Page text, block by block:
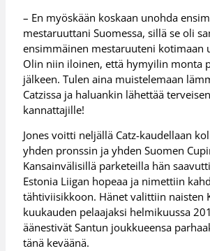
– En myöskään koskaan unohda
mestaruuttani Suomessa, sillä se oli
ensimmäinen mestaruuteni kotimaan
Olin niin iloinen, että hymyilin monta
jälkeen. Tulen aina muistelemaan
Catzissa ja haluankin lähettää
kannattajille!
Jones voitti neljällä Catz-kaudellaan
yhden pronssin ja yhden Suomen
Kansainvälisillä parketeilla hän
Estonia Liigan hopeaa ja nimettiin
tähtiviisikkoon. Hänet valittiin naisten
kuukauden pelaajaksi helmikuussa
äänestivät Santun joukkueensa
tänä keväänä.